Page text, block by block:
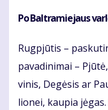
Po Bal­tra­mie­jaus
Rug­pjū­tis –
pa­va­di­ni­mai –
vi­nis, De­gė­sis ar
lio­nei, kau­pia